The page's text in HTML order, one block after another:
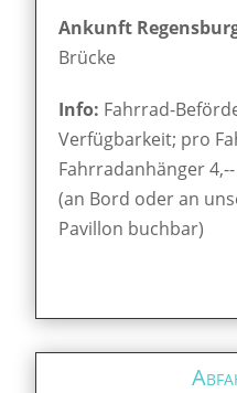
Ankunft
Brücke
Info: Fahrrad-
Verfügbarkeit; pro
Fahrradanhänger
(an Bord oder an
Pavillon buchbar)